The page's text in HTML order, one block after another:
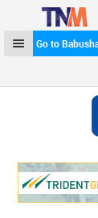
Go to